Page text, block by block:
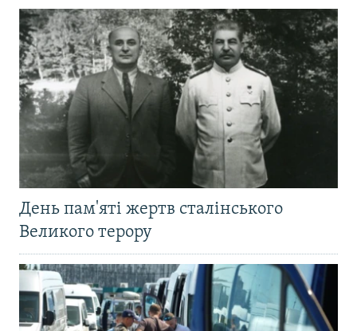
День пам'яті жертв сталінського
Великого терору